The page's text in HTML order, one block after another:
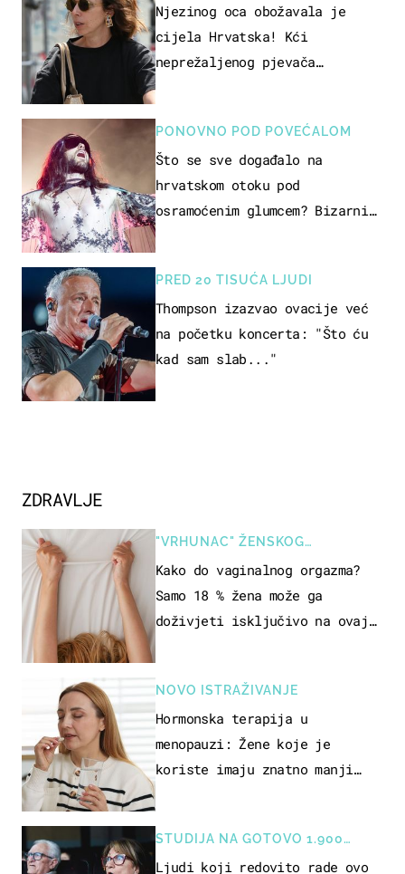
Njezinog oca obožavala je
cijela Hrvatska! Kći
neprežaljenog pjevača
PONOVNO POD POVEĆALOM
Što se sve događalo na
hrvatskom otoku pod
osramoćenim glumcem? Bizarni
PRED 20 TISUĆA LJUDI
Thompson izazvao ovacije već
na početku koncerta: "Što ću
kad sam slab..."
ZDRAVLJE
"VRHUNAC" ŽENSKOG
SEKSUALNOG ISKUSTVA
Kako do vaginalnog orgazma?
Samo 18 % žena može ga
doživjeti isključivo na ovaj
NOVO ISTRAŽIVANJE
Hormonska terapija u
menopauzi: Žene koje je
koriste imaju znatno manji
STUDIJA NA GOTOVO 1.900
OSOBA
Ljudi koji redovito rade ovo